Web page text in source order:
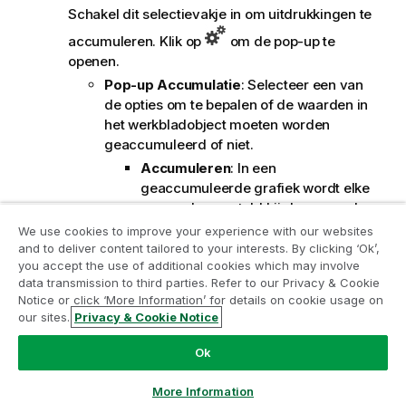
Schakel dit selectievakje in om uitdrukkingen te
accumuleren. Klik op
om de pop-up te
openen.
Pop-up Accumulatie: Selecteer een van
de opties om te bepalen of de waarden in
het werkbladobject moeten worden
geaccumuleerd of niet.
Accumuleren: In een
geaccumuleerde grafiek wordt elke
y-waarde opgeteld bij de y-waarde
van de volgende x-waarde.
Geen accumulatie: De y-waarden
van de geselecteerde
grafiekuitdrukking worden niet
geaccumuleerd.
Volledige accumulatie: Elke y-
waarde wordt geaccumuleerd met
alle vorige y-waarden van de
uitdrukking. Volledige accumulatie
Neem deel aan het Analytics
Modernization Program
Moderniseer zonder uw waardevolle QlikView-apps op
het spel te zetten met het Analytics Modernization
Program.
ampquestions@qlik.com
We use cookies to improve your experience with our websites
and to deliver content tailored to your interests. By clicking ‘Ok’,
you accept the use of additional cookies which may involve
data transmission to third parties. Refer to our Privacy & Cookie
Notice or click ‘More Information’ for details on cookie usage on
our sites. Privacy & Cookie Notice
Ok
More Information